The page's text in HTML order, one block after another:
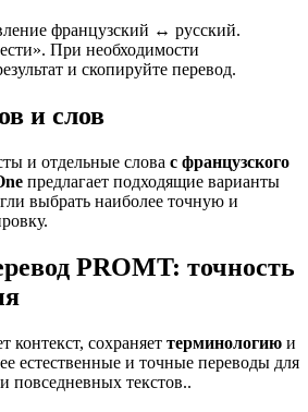
французский ↔ русский.
При необходимости
и скопируйте перевод.
и слов
и отдельные слова с французского
предлагает подходящие варианты
выбрать наиболее точную и
PROMT: точность
контекст, сохраняет терминологию и
естественные и точные переводы для
повседневных текстов..